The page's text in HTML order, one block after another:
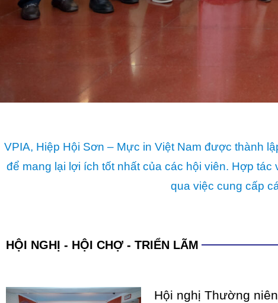
VPIA, Hiệp Hội Sơn – Mực in Việt Nam được thành
để mang lại lợi ích tốt nhất của các hội viên. Hợp
qua việc cung cấp
HỘI NGHỊ - HỘI CHỢ - TRIỂN LÃM
Hội nghị Thường